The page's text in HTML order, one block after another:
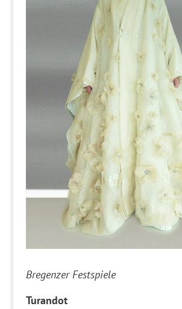
Bregenzer Festspiele
Turandot